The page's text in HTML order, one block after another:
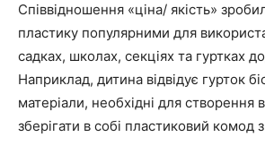
Співвідношення «ціна/ якість»
пластику популярними для
садках, школах, секціях та гуртках
Наприклад, дитина відвідує гурток
матеріали, необхідні для створення
зберігати в собі пластиковий комод